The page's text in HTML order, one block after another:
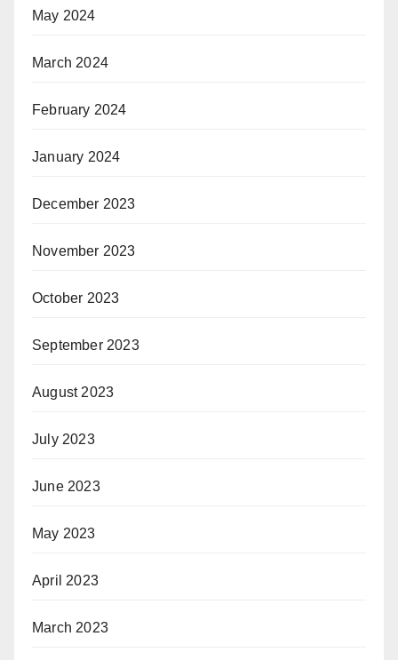
May 2024
March 2024
February 2024
January 2024
December 2023
November 2023
October 2023
September 2023
August 2023
July 2023
June 2023
May 2023
April 2023
March 2023